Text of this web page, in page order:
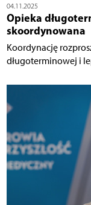
04.11.2025
Opieka
skoordynowana
Koordynację
długoterminowej i